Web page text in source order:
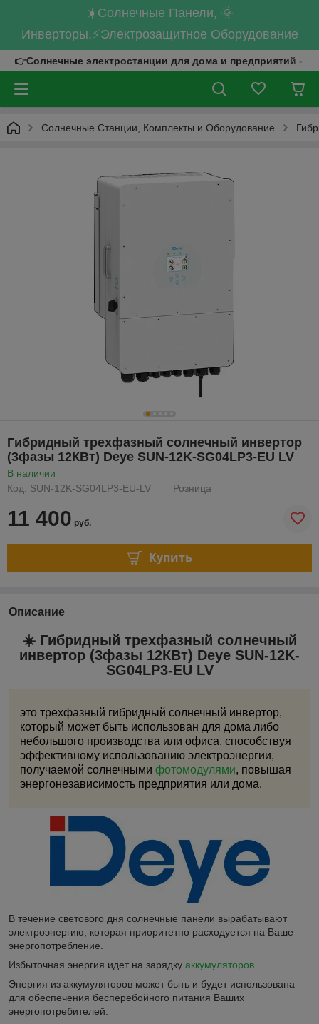
☀️Солнечные Панели, 🌞
Инверторы,⚡Электрозащитное Оборудование
👉Солнечные электростанции для дома и предприятий -
Солнечные Станции, Комплекты и Оборудование
Гибридный трехфазный солнечный инвертор
(3фазы 12КВт) Deye SUN-12K-SG04LP3-EU LV
В наличии
Код: SUN-12K-SG04LP3-EU-LV
Розница
11 400 руб.
Купить
Описание
☀️ Гибридный трехфазный солнечный
инвертор (3фазы 12КВт) Deye SUN-12K-
SG04LP3-EU LV
это трехфазный гибридный солнечный инвертор,
который может быть использован для дома либо
небольшого производства или офиса, способствуя
эффективному использованию электроэнергии,
получаемой солнечными фотомодулями, повышая
энергонезависимость предприятия или дома.
В течение светового дня солнечные панели вырабатывают
электроэнергию, которая приоритетно расходуется на Ваше
энергопотребление.
Избыточная энергия идет на зарядку аккумуляторов.
Энергия из аккумуляторов может быть и будет использована
для обеспечения бесперебойного питания Ваших
энергопотребителей.